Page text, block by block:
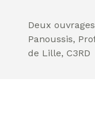
Deux
Panoussis,
de Lille, C3RD